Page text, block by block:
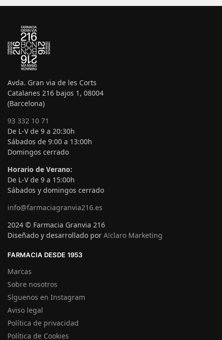
Avda. Gran via de les Corts
Catalanes 216 bajos 1, 08004
(Barcelona)
93 332 10 71
De L-V de 9 a 20:30h
Sábados de 9:00 a 13:00h
Domingos cerrado
Horario de Verano:
De L-V de 9 a 15:00h
Sábados y domingos cerrado
info@farmaciagranvia216.es
2024 © Farmacia Granvia 216
Diseñado y desarrollado por A!claro Marketing
FARMACIA DESDE 1953
Marcas
Sobre nosotros
Síguenos en Instagram
Aviso legal
Política de privacidad
Política de Cookies